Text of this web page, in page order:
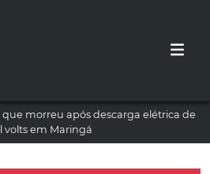
morreu após descarga elétrica de
volts em Maringá